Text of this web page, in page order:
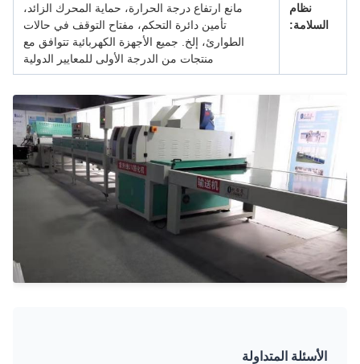
نظام
السلامة:
مانع ارتفاع درجة الحرارة، حماية المحرك الزائد،
تأمين دائرة التحكم، مفتاح التوقف في حالات
الطوارئ، إلخ. جميع الأجهزة الكهربائية تتوافق مع
منتجات من الدرجة الأولى للمعايير الدولية
الأسئلة المتداولة